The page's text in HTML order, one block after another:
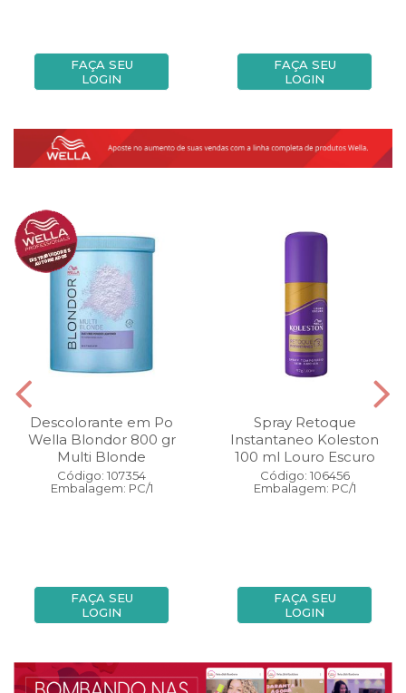
FAÇA SEU
LOGIN
FAÇA SEU
LOGIN
Descolorante em Po
Wella Blondor 800 gr
Multi Blonde
Código: 107354
Embalagem: PC/1
FAÇA SEU
LOGIN
Spray Retoque
Instantaneo Koleston
100 ml Louro Escuro
Código: 106456
Embalagem: PC/1
FAÇA SEU
LOGIN